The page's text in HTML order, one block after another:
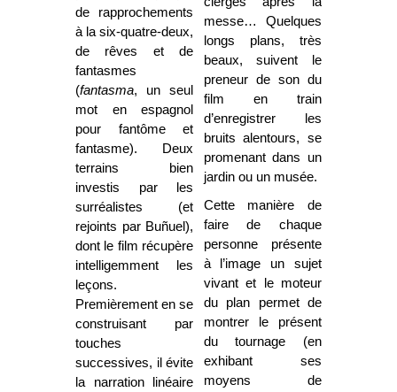
de rapprochements
à la six-quatre-deux,
de rêves et de
fantasmes
(fantasma, un seul
mot en espagnol
pour fantôme et
fantasme). Deux
terrains bien
investis par les
surréalistes (et
rejoints par Buñuel),
dont le film récupère
intelligemment les
leçons.
Premièrement en se
construisant par
touches
successives, il évite
la narration linéaire
messe… Quelques
longs plans, très
beaux, suivent le
preneur de son du
film en train
d’enregistrer les
bruits alentours, se
promenant dans un
jardin ou un musée.
Cette manière de
faire de chaque
personne présente
à l’image un sujet
vivant et le moteur
du plan permet de
montrer le présent
du tournage (en
exhibant ses
moyens de